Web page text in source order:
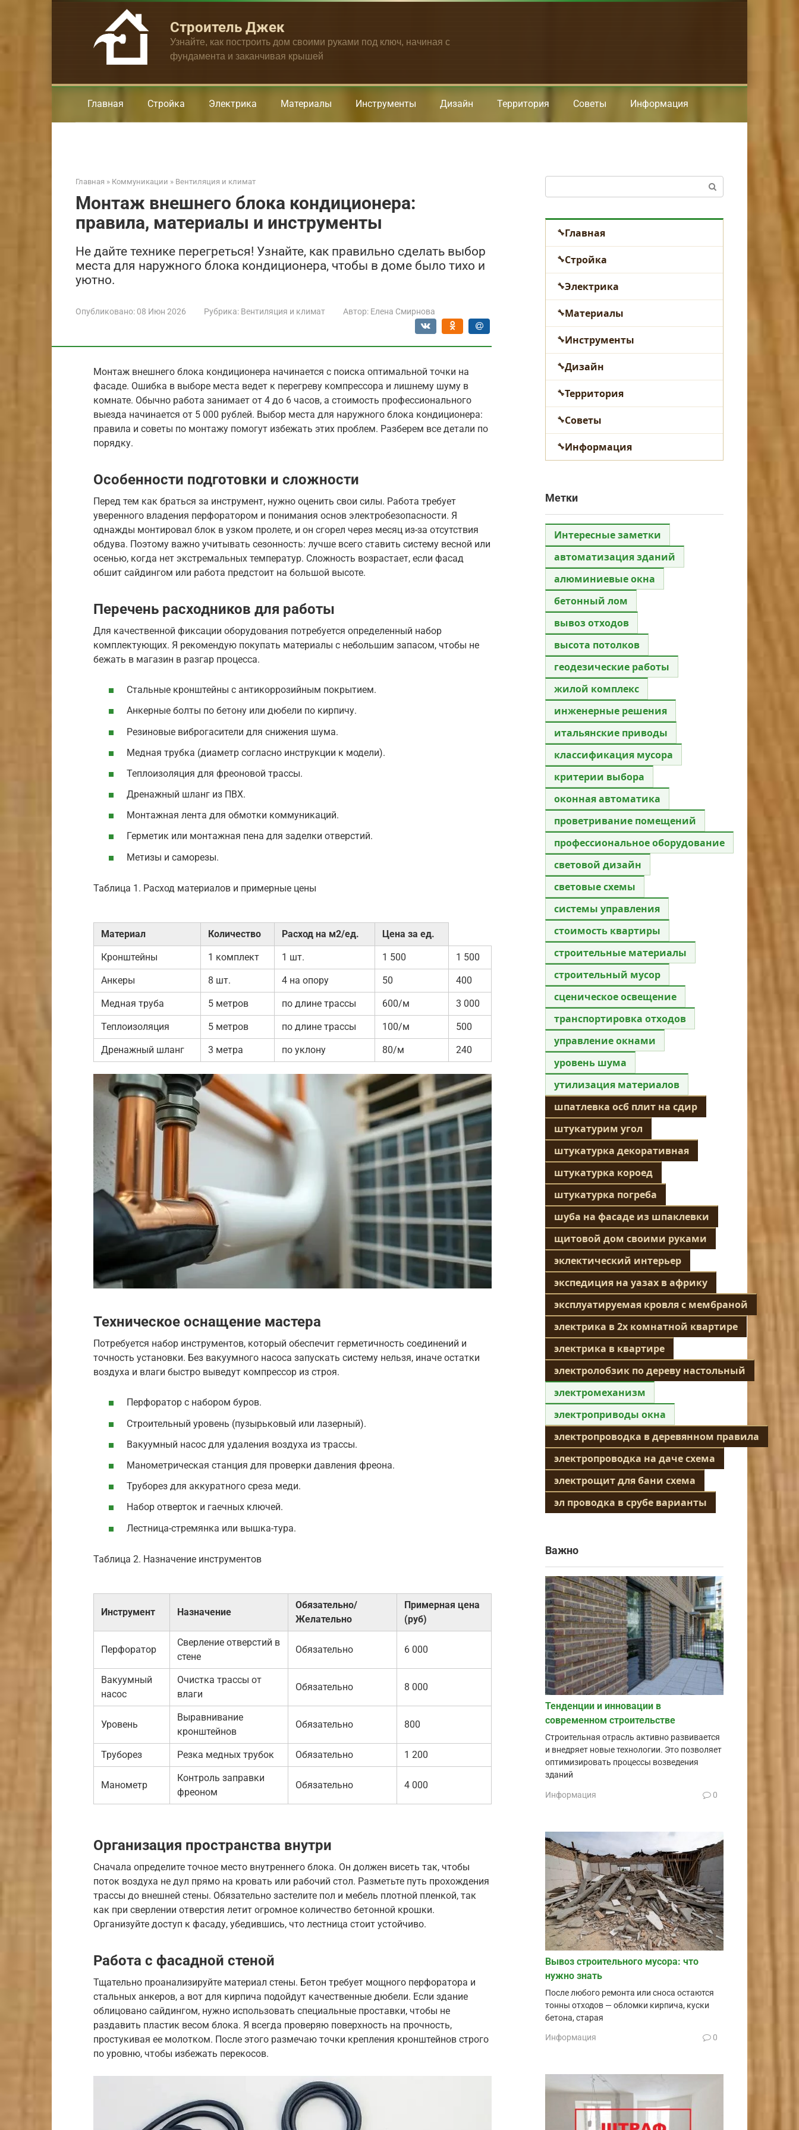
Строитель Джек
Узнайте, как построить дом своими руками под ключ, начиная с
фундамента и заканчивая крышей
Главная Стройка Электрика Материалы Инструменты Дизайн Территория Советы Информация
Главная » Коммуникации » Вентиляция и климат
Монтаж внешнего блока кондиционера:
правила, материалы и инструменты
Не дайте технике перегреться! Узнайте, как правильно сделать выбор
места для наружного блока кондиционера, чтобы в доме было тихо и
уютно.
Опубликовано: 08 Июн 2026 Рубрика: Вентиляция и климат Автор: Елена Смирнова
Монтаж внешнего блока кондиционера начинается с поиска оптимальной точки на
фасаде. Ошибка в выборе места ведет к перегреву компрессора и лишнему шуму в
комнате. Обычно работа занимает от 4 до 6 часов, а стоимость профессионального
выезда начинается от 5 000 рублей. Выбор места для наружного блока кондиционера:
правила и советы по монтажу помогут избежать этих проблем. Разберем все детали по
порядку.
Особенности подготовки и сложности
Перед тем как браться за инструмент, нужно оценить свои силы. Работа требует
уверенного владения перфоратором и понимания основ электробезопасности. Я
однажды монтировал блок в узком пролете, и он сгорел через месяц из-за отсутствия
обдува. Поэтому важно учитывать сезонность: лучше всего ставить систему весной или
осенью, когда нет экстремальных температур. Сложность возрастает, если фасад
обшит сайдингом или работа предстоит на большой высоте.
Перечень расходников для работы
Для качественной фиксации оборудования потребуется определенный набор
комплектующих. Я рекомендую покупать материалы с небольшим запасом, чтобы не
бежать в магазин в разгар процесса.
Стальные кронштейны с антикоррозийным покрытием.
Анкерные болты по бетону или дюбели по кирпичу.
Резиновые виброгасители для снижения шума.
Медная трубка (диаметр согласно инструкции к модели).
Теплоизоляция для фреоновой трассы.
Дренажный шланг из ПВХ.
Монтажная лента для обмотки коммуникаций.
Герметик или монтажная пена для заделки отверстий.
Метизы и саморезы.
Таблица 1. Расход материалов и примерные цены
Материал Количество Расход на м2/ед. Цена за ед.
Кронштейны 1 комплект 1 шт. 1 500 1 500
Анкеры 8 шт. 4 на опору 50 400
Медная труба 5 метров по длине трассы 600/м 3 000
Теплоизоляция 5 метров по длине трассы 100/м 500
Дренажный шланг 3 метра по уклону 80/м 240
Техническое оснащение мастера
Потребуется набор инструментов, который обеспечит герметичность соединений и
точность установки. Без вакуумного насоса запускать систему нельзя, иначе остатки
воздуха и влаги быстро выведут компрессор из строя.
Перфоратор с набором буров.
Строительный уровень (пузырьковый или лазерный).
Вакуумный насос для удаления воздуха из трассы.
Манометрическая станция для проверки давления фреона.
Труборез для аккуратного среза меди.
Набор отверток и гаечных ключей.
Лестница-стремянка или вышка-тура.
Таблица 2. Назначение инструментов
Инструмент Назначение
Обязательно/
Желательно
Примерная цена
(руб)
Перфоратор
Сверление отверстий в
стене
Обязательно 6 000
Вакуумный
насос
Очистка трассы от
влаги
Обязательно 8 000
Уровень
Выравнивание
кронштейнов
Обязательно 800
Труборез Резка медных трубок Обязательно 1 200
Манометр
Контроль заправки
фреоном
Обязательно 4 000
Организация пространства внутри
Сначала определите точное место внутреннего блока. Он должен висеть так, чтобы
поток воздуха не дул прямо на кровать или рабочий стол. Разметьте путь прохождения
трассы до внешней стены. Обязательно застелите пол и мебель плотной пленкой, так
как при сверлении отверстия летит огромное количество бетонной крошки.
Организуйте доступ к фасаду, убедившись, что лестница стоит устойчиво.
Работа с фасадной стеной
Тщательно проанализируйте материал стены. Бетон требует мощного перфоратора и
стальных анкеров, а вот для кирпича подойдут качественные дюбели. Если здание
облицовано сайдингом, нужно использовать специальные проставки, чтобы не
раздавить пластик весом блока. Я всегда проверяю поверхность на прочность,
простукивая ее молотком. После этого размечаю точки крепления кронштейнов строго
по уровню, чтобы избежать перекосов.
Главная
Стройка
Электрика
Материалы
Инструменты
Дизайн
Территория
Советы
Информация
Метки
Интересные заметки
автоматизация зданий
алюминиевые окна
бетонный лом
вывоз отходов
высота потолков
геодезические работы
жилой комплекс
инженерные решения
итальянские приводы
классификация мусора
критерии выбора
оконная автоматика
проветривание помещений
профессиональное оборудование
световой дизайн
световые схемы
системы управления
стоимость квартиры
строительные материалы
строительный мусор
сценическое освещение
транспортировка отходов
управление окнами
уровень шума
утилизация материалов
шпатлевка осб плит на сдир
штукатурим угол
штукатурка декоративная
штукатурка короед
штукатурка погреба
шуба на фасаде из шпаклевки
щитовой дом своими руками
эклектический интерьер
экспедиция на уазах в африку
эксплуатируемая кровля с мембраной
электрика в 2х комнатной квартире
электрика в квартире
электролобзик по дереву настольный
электромеханизм
электроприводы окна
электропроводка в деревянном правила
электропроводка на даче схема
электрощит для бани схема
эл проводка в срубе варианты
Важно
Тенденции и инновации в
современном строительстве
Строительная отрасль активно развивается
и внедряет новые технологии. Это позволяет
оптимизировать процессы возведения
зданий
Информация 0
Вывоз строительного мусора: что
нужно знать
После любого ремонта или сноса остаются
тонны отходов — обломки кирпича, куски
бетона, старая
Информация 0